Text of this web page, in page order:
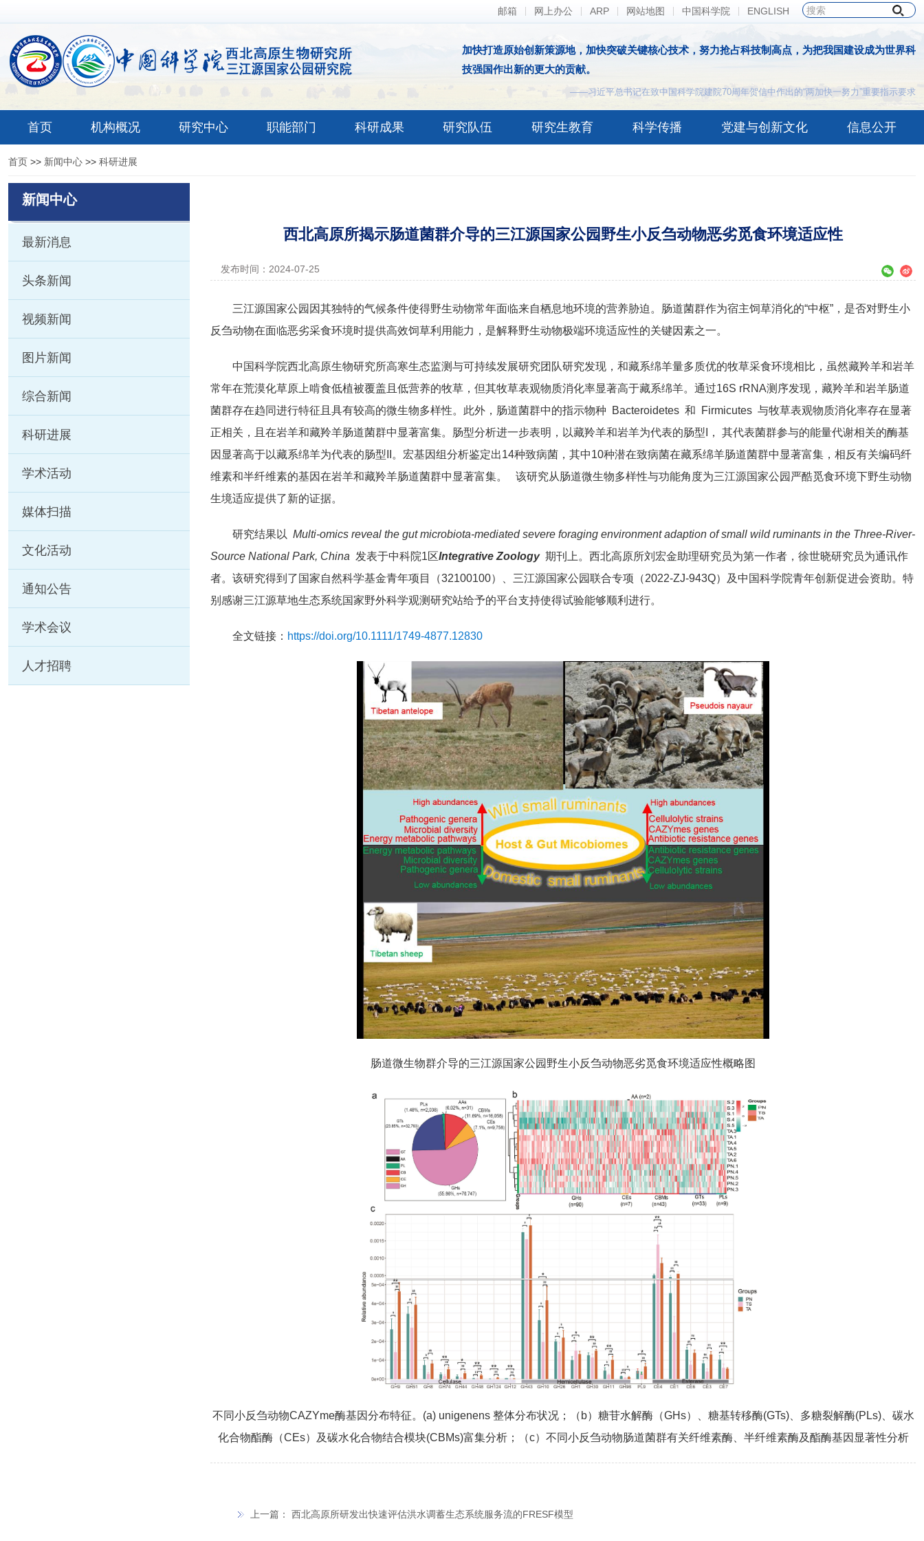
邮箱 网上办公 ARP 网站地图 中国科学院 ENGLISH
加快打造原始创新策源地，加快突破关键核心技术，努力抢占科技制高点，为把我国建设成为世界科
技强国作出新的更大的贡献。
——习近平总书记在致中国科学院建院70周年贺信中作出的“两加快一努力”重要指示要求
首页 机构概况 研究中心 职能部门 科研成果 研究队伍 研究生教育 科学传播 党建与创新文化 信息公开
首页 >> 新闻中心 >> 科研进展
新闻中心
最新消息
头条新闻
视频新闻
图片新闻
综合新闻
科研进展
学术活动
媒体扫描
文化活动
通知公告
学术会议
人才招聘
西北高原所揭示肠道菌群介导的三江源国家公园野生小反刍动物恶劣觅食环境适应性
发布时间：2024-07-25
三江源国家公园因其独特的气候条件使得野生动物常年面临来自栖息地环境的营养胁迫。肠道菌群作为宿主饲草消化的“中枢”，是否对野生小
反刍动物在面临恶劣采食环境时提供高效饲草利用能力，是解释野生动物极端环境适应性的关键因素之一。
中国科学院西北高原生物研究所高寒生态监测与可持续发展研究团队研究发现，和藏系绵羊量多质优的牧草采食环境相比，虽然藏羚羊和岩羊
常年在荒漠化草原上啃食低植被覆盖且低营养的牧草，但其牧草表观物质消化率显著高于藏系绵羊。通过16S rRNA测序发现，藏羚羊和岩羊肠道
菌群存在趋同进行特征且具有较高的微生物多样性。此外，肠道菌群中的指示物种 Bacteroidetes 和 Firmicutes 与牧草表观物质消化率存在显著
正相关，且在岩羊和藏羚羊肠道菌群中显著富集。肠型分析进一步表明，以藏羚羊和岩羊为代表的肠型I， 其代表菌群参与的能量代谢相关的酶基
因显著高于以藏系绵羊为代表的肠型II。宏基因组分析鉴定出14种致病菌，其中10种潜在致病菌在藏系绵羊肠道菌群中显著富集，相反有关编码纤
维素和半纤维素的基因在岩羊和藏羚羊肠道菌群中显著富集。 该研究从肠道微生物多样性与功能角度为三江源国家公园严酷觅食环境下野生动物
生境适应提供了新的证据。
研究结果以 Multi-omics reveal the gut microbiota-mediated severe foraging environment adaption of small wild ruminants in the Three-River-
Source National Park, China 发表于中科院1区Integrative Zoology 期刊上。西北高原所刘宏金助理研究员为第一作者，徐世晓研究员为通讯作
者。该研究得到了国家自然科学基金青年项目（32100100）、三江源国家公园联合专项（2022-ZJ-943Q）及中国科学院青年创新促进会资助。特
别感谢三江源草地生态系统国家野外科学观测研究站给予的平台支持使得试验能够顺利进行。
全文链接： https://doi.org/10.1111/1749-4877.12830
肠道微生物群介导的三江源国家公园野生小反刍动物恶劣觅食环境适应性概略图
不同小反刍动物CAZYme酶基因分布特征。(a) unigenens 整体分布状况；（b）糖苷水解酶（GHs）、糖基转移酶(GTs)、多糖裂解酶(PLs)、碳水
化合物酯酶（CEs）及碳水化合物结合模块(CBMs)富集分析；（c）不同小反刍动物肠道菌群有关纤维素酶、半纤维素酶及酯酶基因显著性分析
上一篇： 西北高原所研发出快速评估洪水调蓄生态系统服务流的FRESF模型